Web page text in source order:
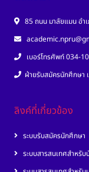
85 ถนน มาลัยแมน อำ
เบอร์โทรศัพท์ 034-
ฝ่ายรับสมัครนักศึกษา
ลิงค์ที่เกี่ยวข้อง
ระบบรับสมัครนักศึกษา
ระบบสารสนเทศสำหรั